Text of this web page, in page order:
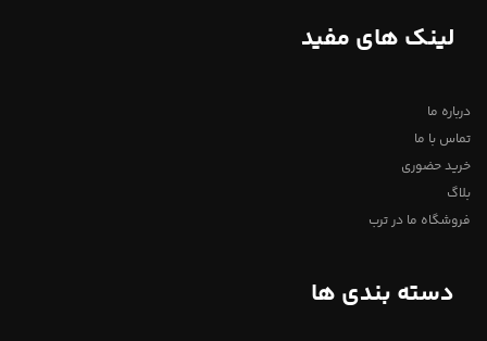
لینک های مفید
درباره ما
تماس با ما
خرید حضوری
بلاگ
فروشگاه ما در ترب
دسته بندی ها